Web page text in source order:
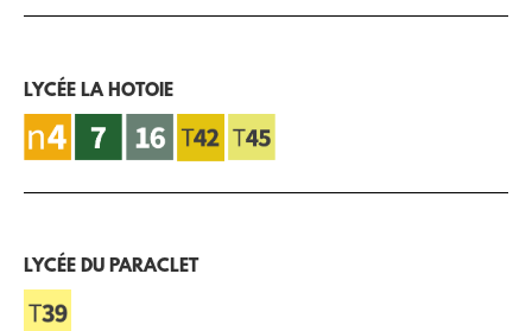
LYCÉE LA HOTOIE
LYCÉE DU PARACLET